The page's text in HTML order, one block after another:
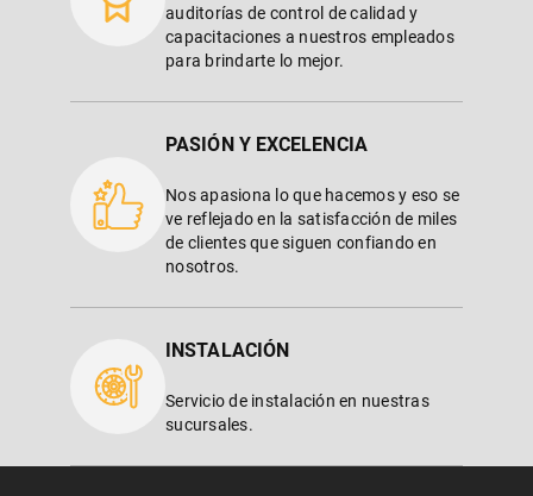
auditorías de control de calidad y
capacitaciones a nuestros empleados
para brindarte lo mejor.
PASIÓN Y EXCELENCIA
Nos apasiona lo que hacemos y eso se
ve reflejado en la satisfacción de miles
de clientes que siguen confiando en
nosotros.
INSTALACIÓN
Servicio de instalación en nuestras
sucursales.